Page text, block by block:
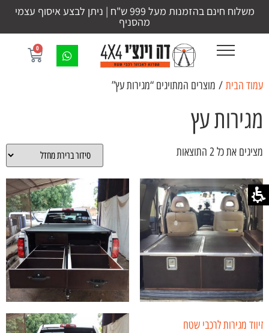
משלוח חינם בהזמנות מעל 999 ש"ח | ניתן לבצע איסוף עצמי
מהסניף
0
עמוד הבית / מוצרים המתויגים “מגירות עץ”
מגירות עץ
מציגים את כל ⁦2⁩ התוצאות
זיווד מגירות לרכבי שטח